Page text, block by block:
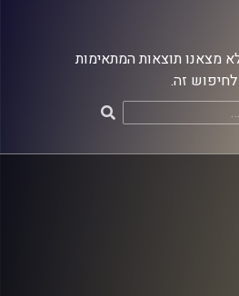
מצאנו תוצאות המתאימות
לחיפוש זה.